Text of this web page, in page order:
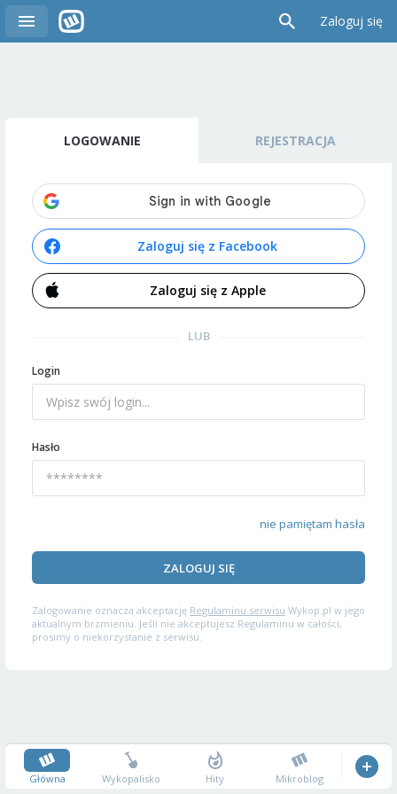
Zaloguj się
LOGOWANIE REJESTRACJA
Zaloguj się z Facebook
Zaloguj się z Apple
LUB
Login
Hasło
nie pamiętam hasła
ZALOGUJ SIĘ
Zalogowanie oznacza akceptację Regulaminu serwisu Wykop.pl w jego
aktualnym brzmieniu. Jeśli nie akceptujesz Regulaminu w całości,
prosimy o niekorzystanie z serwisu.
Główna Wykopalisko Hity Mikroblog